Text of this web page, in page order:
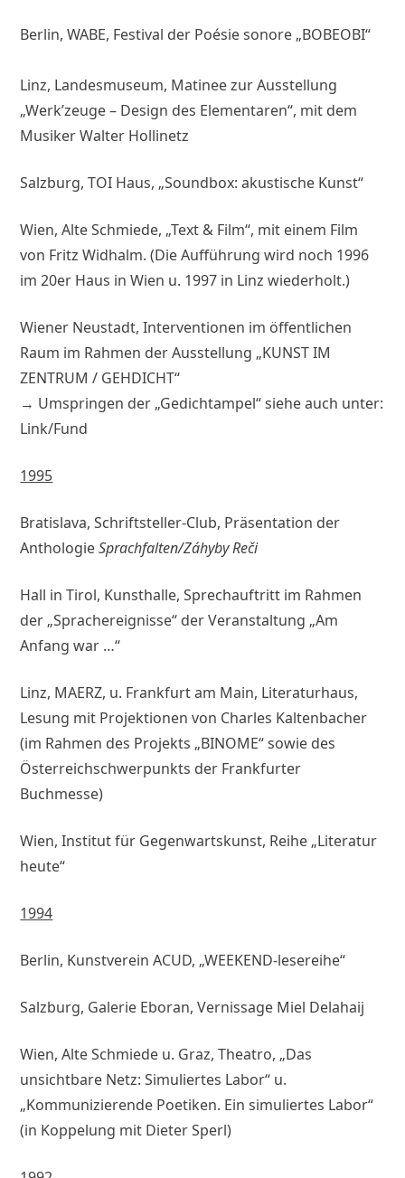
Berlin, WABE, Festival der Poésie sonore „BOBEOBI“
Linz, Landesmuseum, Matinee zur Ausstellung
„Werk’zeuge – Design des Elementaren“, mit dem
Musiker Walter Hollinetz
Salzburg, TOI Haus, „Soundbox: akustische Kunst“
Wien, Alte Schmiede, „Text & Film“, mit einem Film
von Fritz Widhalm. (Die Aufführung wird noch 1996
im 20er Haus in Wien u. 1997 in Linz wiederholt.)
Wiener Neustadt, Interventionen im öffentlichen
Raum im Rahmen der Ausstellung „KUNST IM
ZENTRUM / GEHDICHT“
→ Umspringen der „Gedichtampel“ siehe auch unter:
Link/Fund
1995
Bratislava, Schriftsteller-Club, Präsentation der
AnthologieSprachfalten/Záhyby Reči
Hall in Tirol, Kunsthalle, Sprechauftritt im Rahmen
der „Sprachereignisse“ der Veranstaltung „Am
Anfang war …“
Linz, MAERZ, u. Frankfurt am Main, Literaturhaus,
Lesung mit Projektionen von Charles Kaltenbacher
(im Rahmen des Projekts „BINOME“ sowie des
Österreichschwerpunkts der Frankfurter
Buchmesse)
Wien, Institut für Gegenwartskunst, Reihe „Literatur
heute“
1994
Berlin, Kunstverein ACUD, „WEEKEND-lesereihe“
Salzburg, Galerie Eboran, Vernissage Miel Delahaij
Wien, Alte Schmiede u. Graz, Theatro, „Das
unsichtbare Netz: Simuliertes Labor“ u.
„Kommunizierende Poetiken. Ein simuliertes Labor“
(in Koppelung mit Dieter Sperl)